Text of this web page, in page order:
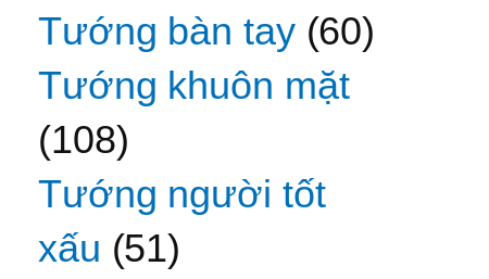
Tướng bàn tay(60)
Tướng khuôn mặt
(108)
Tướng người tốt
xấu (51)